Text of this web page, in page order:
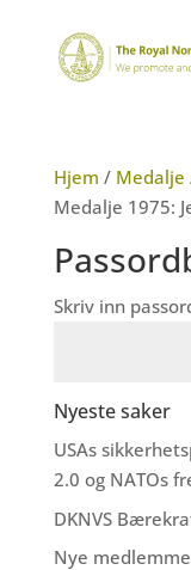
Hjem / Medalje
Medalje 1975:
Skriv inn
Nyeste saker
USAs
2.0 og NATOs
DKNVS
Nye